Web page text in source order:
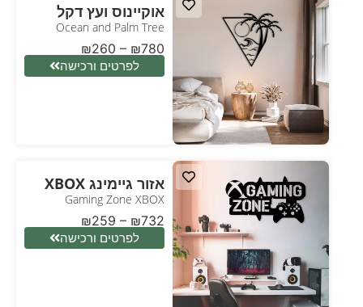
אוקיינוס ועץ דקל
Ocean and Palm Tree
₪260 – ₪780
לפרטים ורכישה
אזור גיימינג XBOX
Gaming Zone XBOX
₪259 – ₪732
לפרטים ורכישה